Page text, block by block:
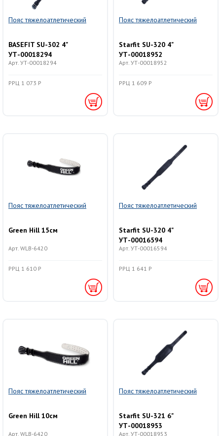
Пояс тяжелоатлетический
BASEFIT SU-302 4"
УТ-00018294
Арт. УТ-00018294
РРЦ 1 073 Р
Пояс тяжелоатлетический
Starfit SU-320 4"
УТ-00018952
Арт. УТ-00018952
РРЦ 1 609 Р
Пояс тяжелоатлетический
Green Hill 15см
Арт. WLB-6420
РРЦ 1 610 Р
Пояс тяжелоатлетический
Starfit SU-320 4"
УТ-00016594
Арт. УТ-00016594
РРЦ 1 641 Р
Пояс тяжелоатлетический
Green Hill 10см
Арт. WLB-6420
Пояс тяжелоатлетический
Starfit SU-321 6"
УТ-00018953
Арт. УТ-00018953